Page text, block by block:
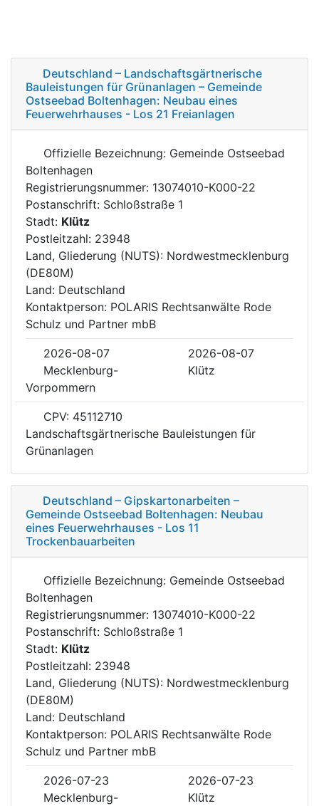
Deutschland – Landschaftsgärtnerische
Bauleistungen für Grünanlagen – Gemeinde
Ostseebad Boltenhagen: Neubau eines
Feuerwehrhauses - Los 21 Freianlagen
Offizielle Bezeichnung: Gemeinde Ostseebad
Boltenhagen
Registrierungsnummer: 13074010-K000-22
Postanschrift: Schloßstraße 1
Stadt: Klütz
Postleitzahl: 23948
Land, Gliederung (NUTS): Nordwestmecklenburg
(DE80M)
Land: Deutschland
Kontaktperson: POLARIS Rechtsanwälte Rode
Schulz und Partner mbB
2026-08-07
2026-08-07
Mecklenburg-
Vorpommern
Klütz
CPV: 45112710
Landschaftsgärtnerische Bauleistungen für
Grünanlagen
Deutschland – Gipskartonarbeiten –
Gemeinde Ostseebad Boltenhagen: Neubau
eines Feuerwehrhauses - Los 11
Trockenbauarbeiten
Offizielle Bezeichnung: Gemeinde Ostseebad
Boltenhagen
Registrierungsnummer: 13074010-K000-22
Postanschrift: Schloßstraße 1
Stadt: Klütz
Postleitzahl: 23948
Land, Gliederung (NUTS): Nordwestmecklenburg
(DE80M)
Land: Deutschland
Kontaktperson: POLARIS Rechtsanwälte Rode
Schulz und Partner mbB
2026-07-23
2026-07-23
Mecklenburg-
Klütz